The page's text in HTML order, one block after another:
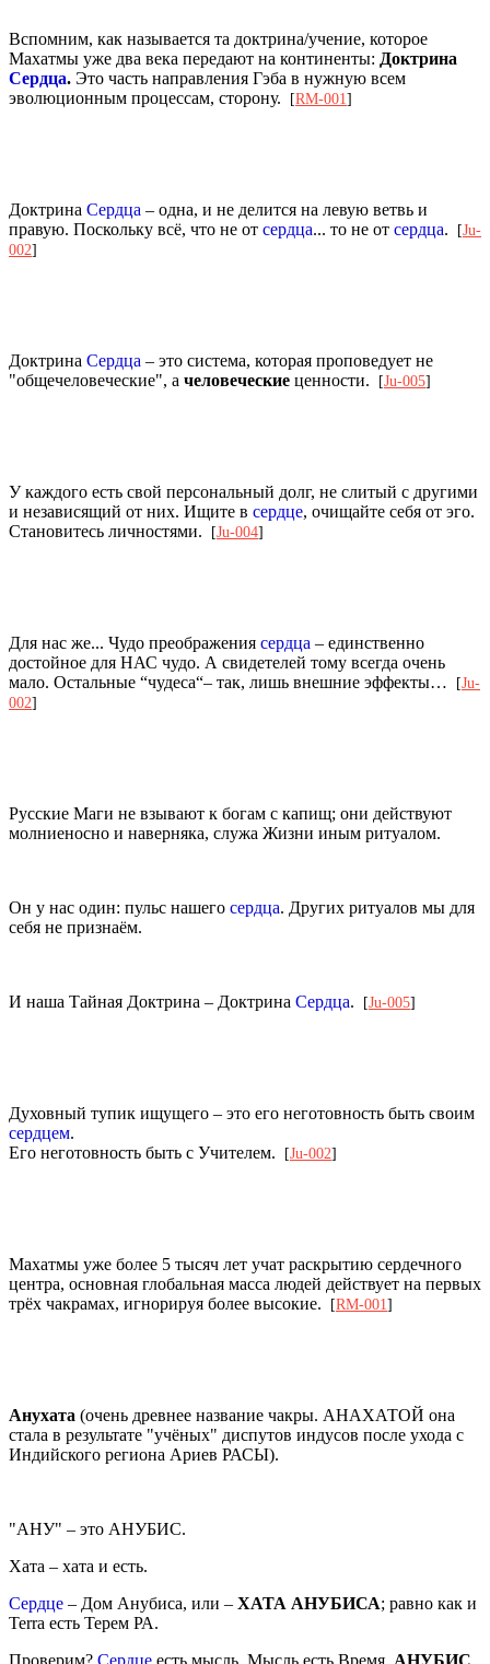
Вспомним, как называется та доктрина/учение, которое
Махатмы уже два века передают на континенты: Доктрина
Сердца. Это часть направления Гэба в нужную всем
эволюционным процессам, сторону.
[RM-001 ]
Доктрина Сердца – одна, и не делится на левую ветвь и
правую. Поскольку всё, что не от сердца... то не от сердца. [Ju-
002]
Доктрина Сердца – это система, которая проповедует не
"общечеловеческие", а человеческие ценности. [Ju-005]
У каждого есть свой персональный долг, не слитый с другими
и независящий от них. Ищите в сердце, очищайте себя от эго.
Становитесь личностями.
[Ju-004]
Для нас же... Чудо преображения сердца – единственно
достойное для НАС чудо. А свидетелей тому всегда очень
мало. Остальные “чудеса“– так, лишь внешние эффекты…
[Ju-
002]
Русские Маги не взывают к богам с капищ; они действуют
молниеносно и наверняка, служа Жизни иным ритуалом.
Он у нас один: пульс нашего сердца. Других ритуалов мы для
себя не признаём.
И наша Тайная Доктрина – Доктрина Сердца. [Ju-005]
Духовный тупик ищущего – это его неготовность быть своим
сердцем.
Его неготовность быть с Учителем.
[Ju-002]
Махатмы уже более 5 тысяч лет учат раскрытию сердечного
центра, основная глобальная масса людей действует на первых
трёх чакрамах, игнорируя более высокие.
[RM-001 ]
Анухата (очень древнее название чакры. АНАХАТОЙ она
стала в результате "учёных" диспутов индусов после ухода с
Индийского региона Ариев РАСЫ).
"АНУ" – это АНУБИС.
Хата – хата и есть.
Сердце – Дом Анубиса, или – ХАТА АНУБИСА; равно как и
Terra есть Терем РА.
Проверим? Сердце есть мысль, Мысль есть Время. АНУБИС